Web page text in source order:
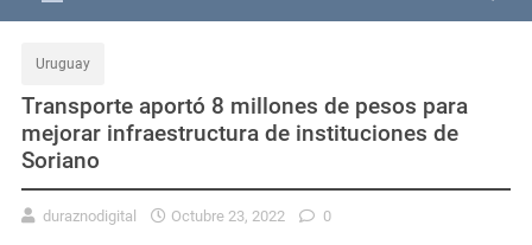
Uruguay
Transporte aportó 8 millones de pesos para
mejorar infraestructura de instituciones de
Soriano
duraznodigital Octubre 23, 2022 0